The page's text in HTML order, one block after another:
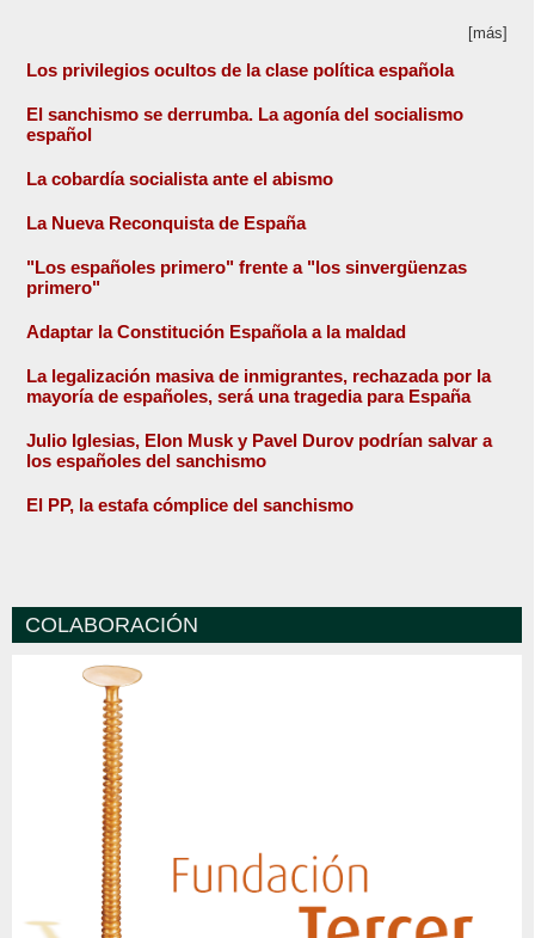
[más]
Los privilegios ocultos de la clase política española
El sanchismo se derrumba. La agonía del socialismo
español
La cobardía socialista ante el abismo
La Nueva Reconquista de España
"Los españoles primero" frente a "los sinvergüenzas
primero"
Adaptar la Constitución Española a la maldad
La legalización masiva de inmigrantes, rechazada por la
mayoría de españoles, será una tragedia para España
Julio Iglesias, Elon Musk y Pavel Durov podrían salvar a
los españoles del sanchismo
El PP, la estafa cómplice del sanchismo
COLABORACIÓN